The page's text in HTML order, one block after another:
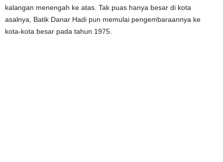
kalangan menengah ke atas. Tak puas hanya besar di kota
asalnya, Batik Danar Hadi pun memulai pengembaraannya ke
kota-kota besar pada tahun 1975.